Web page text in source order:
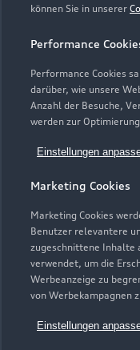
können Sie in unserer
Performance
Performance Cookies
darüber, wie unsere
Anzahl der Besuche,
werden zur
Einstellungen
Marketing Cookies
Marketing Cookies
Benutzer relevantere
zugeschnittene Inhalte
verwendet, um die
Werbeanzeige zu
von Werbekampagnen
Einstellungen
Zur Inspektion
Modelle
Alle Modelle
Modelle vergleichen
Elektromodelle
Kaufen &